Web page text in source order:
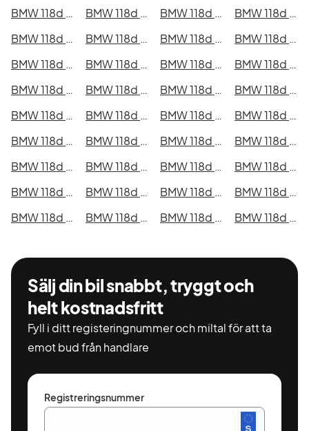
BMW 118d i Malmö
BMW 118d i Örebro BMW 118d i Norrköping
BMW 118d i Linköping
BMW 118d i Uppsala
BMW 118d i Västerås BMW 118d i Halmstad
BMW 118d i Växjö
BMW 118d i Eskilstuna
BMW 118d i Kalmar BMW 118d i Karlskrona
BMW 118d i Karlstad
BMW 118d i Kristianstad
BMW 118d i Sundsvall BMW 118d i Umeå
BMW 118d i Varberg
BMW 118d i Borås
BMW 118d i Falkenberg BMW 118d i Gävle
BMW 118d i Luleå
BMW 118d i Lund
BMW 118d i Mönsterås BMW 118d i Uddevalla
BMW 118d i Västervik
BMW 118d i Ystad
BMW 118d i Östersund BMW 118d i Borlänge
BMW 118d i Kiruna
BMW 118d i Nyköping
BMW 118d i Oskarshamn BMW 118d i Sigtuna
BMW 118d i Skellefteå
BMW 118d i Skövde
BMW 118d i Trollhättan BMW 118d i Alingsås BMW 118d i Båstad
Sälj din bil snabbt, tryggt och
helt kostnadsfritt
Fyll i ditt registeringnummer och miltal för att ta
emot bud från handlare
Registreringsnummer